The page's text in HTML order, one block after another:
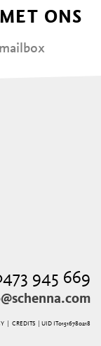
ONS
945 669
| CREDITS | UID IT01516780218